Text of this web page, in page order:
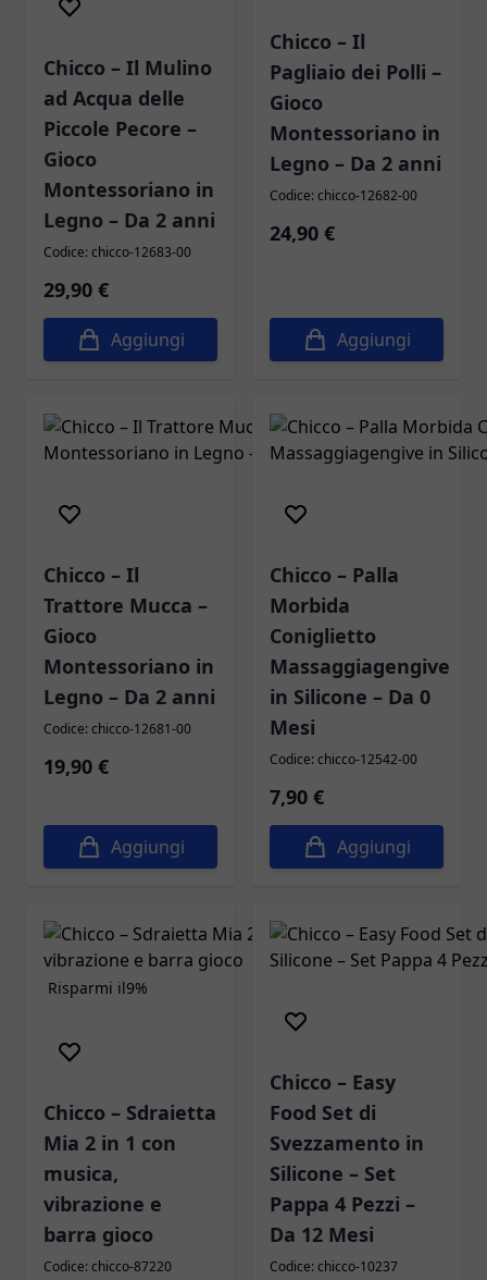
Chicco – Il Mulino
ad Acqua delle
Piccole Pecore –
Gioco
Montessoriano in
Legno – Da 2 anni
Codice: chicco-12683-00
29,90 €
Aggiungi
Chicco – Il
Pagliaio dei Polli –
Gioco
Montessoriano in
Legno – Da 2 anni
Codice: chicco-12682-00
24,90 €
Aggiungi
Chicco – Il
Trattore Mucca –
Gioco
Montessoriano in
Legno – Da 2 anni
Codice: chicco-12681-00
19,90 €
Aggiungi
Chicco – Palla
Morbida
Coniglietto
Massaggiagengive
in Silicone – Da 0
Mesi
Codice: chicco-12542-00
7,90 €
Aggiungi
Risparmi il9%
Chicco – Sdraietta
Mia 2 in 1 con
musica,
vibrazione e
barra gioco
Codice: chicco-87220
Chicco – Easy
Food Set di
Svezzamento in
Silicone – Set
Pappa 4 Pezzi –
Da 12 Mesi
Codice: chicco-10237